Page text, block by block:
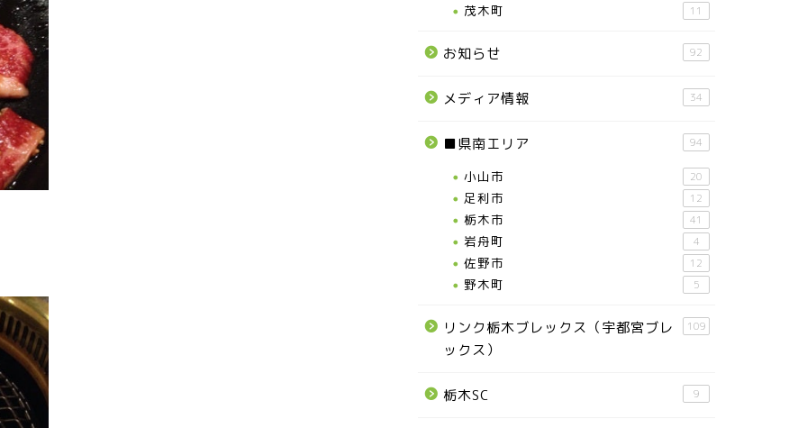
茂木町 11
お知らせ 92
メディア情報 34
■県南エリア 94
小山市 20
足利市 12
栃木市 41
岩舟町 4
佐野市 12
野木町 5
リンク栃木ブレックス（宇都宮ブレ
ックス）
109
栃木SC 9